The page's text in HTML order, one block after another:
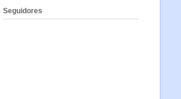
Seguidores